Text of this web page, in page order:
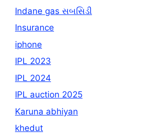
Indane gas સબસિડી
Insurance
iphone
IPL 2023
IPL 2024
IPL auction 2025
Karuna abhiyan
khedut